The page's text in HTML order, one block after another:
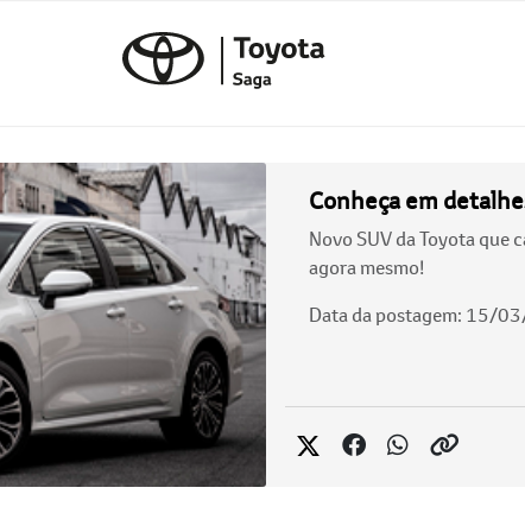
Conheça em
Novo SUV da Toyota que
agora mesmo!
Data da postagem: 15/